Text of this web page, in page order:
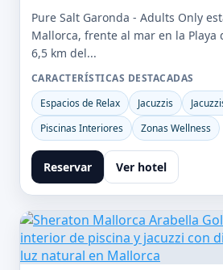
Pure Salt Garonda - Adults Only
Mallorca, frente al mar en la Playa
6,5 km del...
CARACTERÍSTICAS DESTACADAS
Espacios de Relax
Jacuzzis
Piscinas Interiores
Zonas Wellness
Reservar Ver hotel